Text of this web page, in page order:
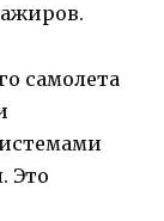
самолета
Это